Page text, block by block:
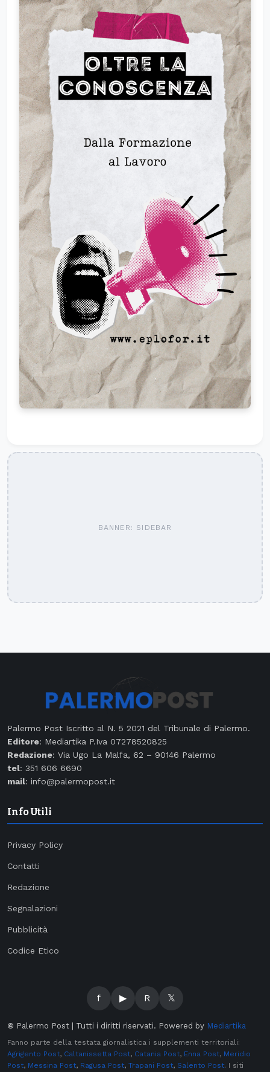
BANNER: SIDEBAR
Palermo Post Iscritto al N. 5 2021 del Tribunale di Palermo.
Editore: Mediartika P.Iva 07278520825
Redazione: Via Ugo La Malfa, 62 – 90146 Palermo
tel: 351 606 6690
mail: info@palermopost.it
Info Utili
Privacy Policy
Contatti
Redazione
Segnalazioni
Pubblicità
Codice Etico
f ▶ R 𝕏
© Palermo Post | Tutti i diritti riservati. Powered by Mediartika
Fanno parte della testata giornalistica i supplementi territoriali:
Agrigento Post, Caltanissetta Post, Catania Post, Enna Post, Meridio
Post, Messina Post, Ragusa Post, Trapani Post, Salento Post. I siti